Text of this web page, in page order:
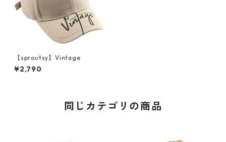
【sproutsy】Vintage
¥2,790
同じカテゴリの商品